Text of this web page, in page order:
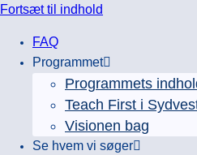
Fortsæt til indhold
FAQ
Programmet
Programmets
Teach First i
Visionen bag
Se hvem vi søger